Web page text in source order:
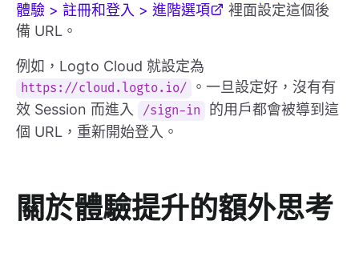
體驗 > 註冊和登入 > 進階選項
裡面設定這個後
備 URL。
例如，Logto Cloud 就設定為
https://cloud.logto.io/
。一旦設定好，沒有有
效 Session 而進入
/sign-in
的用戶都會被導到這
個 URL，重新開始登入。
關於體驗提升的額外思考